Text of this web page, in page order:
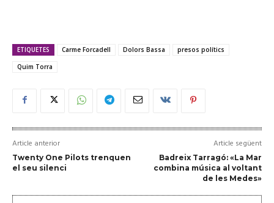
ETIQUETES Carme Forcadell Dolors Bassa
presos polítics
Quim Torra
Article anterior
Twenty One Pilots trenquen
el seu silenci
Article següent
Badreix Tarragó: «La Mar
combina música al voltant
de les Medes»